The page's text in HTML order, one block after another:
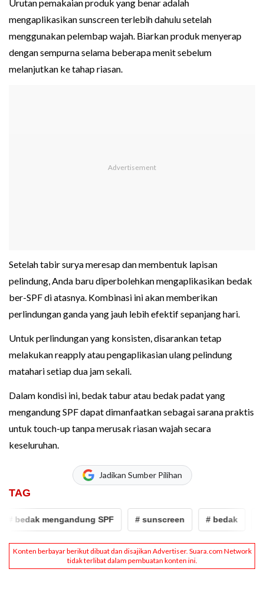
Urutan pemakaian produk yang benar adalah
mengaplikasikan sunscreen terlebih dahulu setelah
menggunakan pelembap wajah. Biarkan produk menyerap
dengan sempurna selama beberapa menit sebelum
melanjutkan ke tahap riasan.
Setelah tabir surya meresap dan membentuk lapisan
pelindung, Anda baru diperbolehkan mengaplikasikan bedak
ber-SPF di atasnya. Kombinasi ini akan memberikan
perlindungan ganda yang jauh lebih efektif sepanjang hari.
Untuk perlindungan yang konsisten, disarankan tetap
melakukan reapply atau pengaplikasian ulang pelindung
matahari setiap dua jam sekali.
Dalam kondisi ini, bedak tabur atau bedak padat yang
mengandung SPF dapat dimanfaatkan sebagai sarana praktis
untuk touch-up tanpa merusak riasan wajah secara
keseluruhan.
Jadikan Sumber Pilihan
TAG
bedak mengandung SPF # sunscreen # bedak